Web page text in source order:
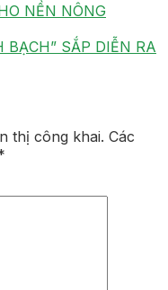
NỀN NÔNG
SẮP DIỄN RA
thị công khai. Các